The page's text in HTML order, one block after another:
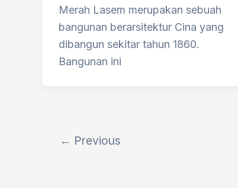
Merah Lasem merupakan sebuah
bangunan berarsitektur Cina yang
dibangun sekitar tahun 1860.
Bangunan ini
← Previous